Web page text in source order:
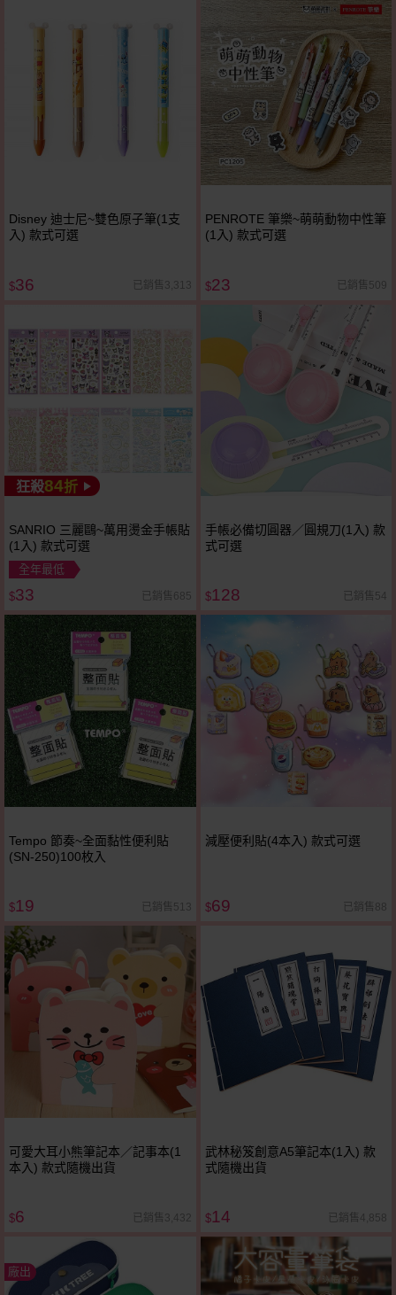
Disney 迪士尼~雙色原子筆(1支
入) 款式可選
$36 已銷售3,313
PENROTE 筆樂~萌萌動物中性筆
(1入) 款式可選
$23 已銷售509
狂殺84折
SANRIO 三麗鷗~萬用燙金手帳貼
(1入) 款式可選
全年最低
$33 已銷售685
手帳必備切圓器／圓規刀(1入) 款
式可選
$128 已銷售54
Tempo 節奏~全面黏性便利貼
(SN-250)100枚入
$19 已銷售513
減壓便利貼(4本入) 款式可選
$69 已銷售88
可愛大耳小熊筆記本／記事本(1
本入) 款式隨機出貨
$6 已銷售3,432
武林秘笈創意A5筆記本(1入) 款
式隨機出貨
$14 已銷售4,858
廠出